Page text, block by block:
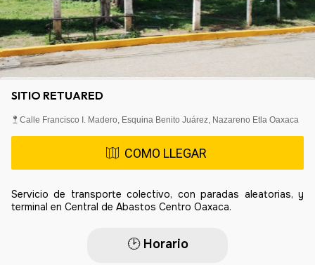
SITIO RETUARED
Calle Francisco I. Madero, Esquina Benito Juárez, Nazareno Etla Oaxaca
COMO LLEGAR
Servicio de transporte colectivo, con paradas aleatorias, y
terminal en Central de Abastos Centro Oaxaca.
🕑​ Horario